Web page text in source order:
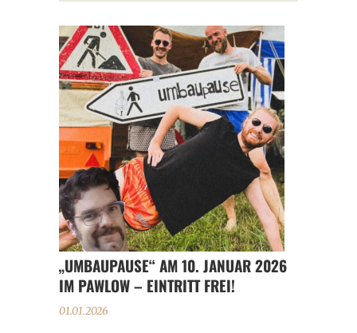
„UMBAUPAUSE“ AM 10. JANUAR 2026
IM PAWLOW – EINTRITT FREI!
01.01.2026